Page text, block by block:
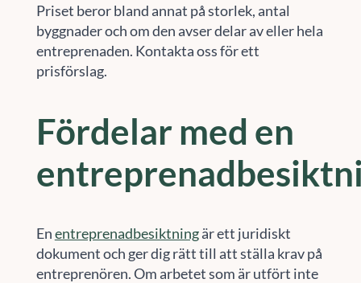
Priset beror bland annat på storlek, antal
byggnader och om den avser delar av eller hela
entreprenaden. Kontakta oss för ett
prisförslag.
Fördelar med en
Enentreprenadbesiktningär ett juridiskt
dokument och ger dig rätt till att ställa krav på
entreprenören. Om arbetet som är utfört inte